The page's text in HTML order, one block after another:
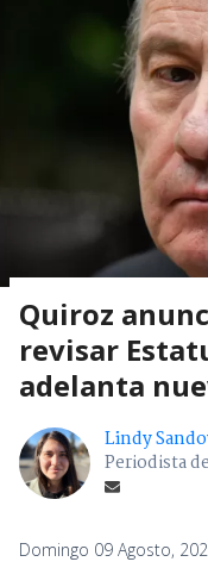
Quiroz
revisar
adelanta
Lindy
Periodista
Domingo 09 Agosto,